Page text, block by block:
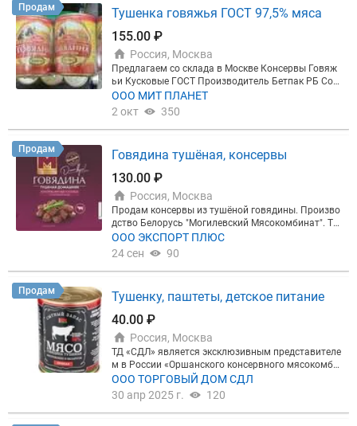
Продам
Тушенка говяжья ГОСТ 97,5% мяса
155.00 ₽
Россия, Москва
Предлагаем со склада в Москве Консервы Говяж
ьи Кусковые ГОСТ Производитель Бетпак РБ Сор
т Высший Массовая Доля Мяса 97,5% Цена 155 ру
б. за банку 338г. Продажа от паллета 1944 банки
ООО МИТ ПЛАНЕТ
2 окт
350
Продам
Говядина тушёная, консервы
130.00 ₽
Россия, Москва
Продам консервы из тушёной говядины. Произво
дство Белорусь "Могилевский Мясокомбинат". Ту
шёнка высший сорт. Сертификаты на продукцию
есть. Все необходимые документы предоставим.
ьно. Для расчета пишите в Watsap. Минимальная
ООО ЭКСПОРТ ПЛЮС
24 сен
90
Продам
Тушенку, паштеты, детское питание
40.00 ₽
Россия, Москва
ТД «СДЛ» является эксклюзивным представителе
м в России «Оршанского консервного мясокомби
ната» Республики Беларусь.
ООО ТОРГОВЫЙ ДОМ СДЛ
30 апр 2025 г.
120